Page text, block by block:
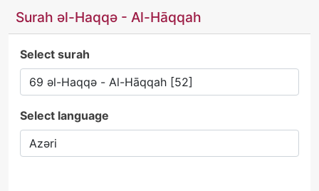
Surah əl-Haqqə - Al-Hāqqah
Select surah
Select language